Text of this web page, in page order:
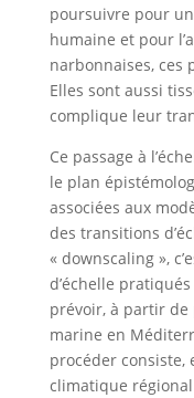
poursuivre pour un
humaine et pour
narbonnaises, ces
Elles sont aussi
complique leur
Ce passage à
le plan
associées aux
des transitions
« downscaling »,
d’échelle
prévoir, à partir de
marine en
procéder consiste,
climatique